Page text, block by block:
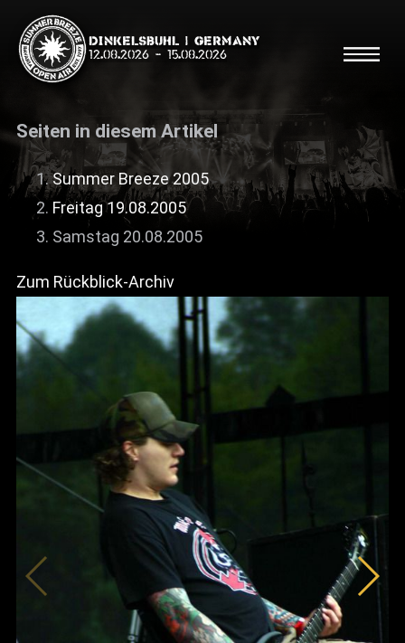
Dinkelsbühl | Germany
12.08.2026 - 15.08.2026
Suche
Shop
Line Up
Running Order/Maps
Festival ABC
News
Info
Media
ZUM SHOP
Kontakt
BARRIEREFREIHEIT
Seiten in diesem Artikel
Summer Breeze 2005
Freitag 19.08.2005
Samstag 20.08.2005
Zum Rückblick-Archiv